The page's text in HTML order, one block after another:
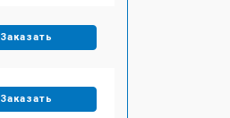
Заказать
Заказать